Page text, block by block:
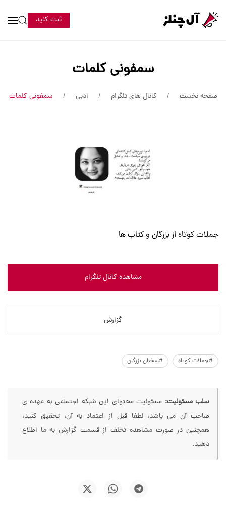
ثبت کنید
سمفونی کلمات
صفحه نخست کانال های تلگرام ادبی سمفونی کلمات
جملات کوتاه از بزرگان و کتاب ها
مشاهده کانال تلگرام
گزارش
#جملات کوتاه #سخنان بزرگان
سلب مسئولیت: مسئولیت محتوای این شبکه اجتماعی به عهده ی
صاحب آن می باشد، لطفا قبل از اعتماد به آن، تحقیق کنید،
همچنین در صورت مشاهده تخلف از قسمت گزارش به ما اطلاع
دهید.